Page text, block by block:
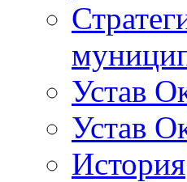
Устав
Устав
История